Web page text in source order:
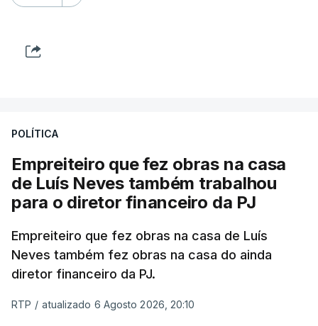
POLÍTICA
Empreiteiro que fez obras na casa
de Luís Neves também trabalhou
para o diretor financeiro da PJ
Empreiteiro que fez obras na casa de Luís
Neves também fez obras na casa do ainda
diretor financeiro da PJ.
RTP / atualizado 6 Agosto 2026, 20:10